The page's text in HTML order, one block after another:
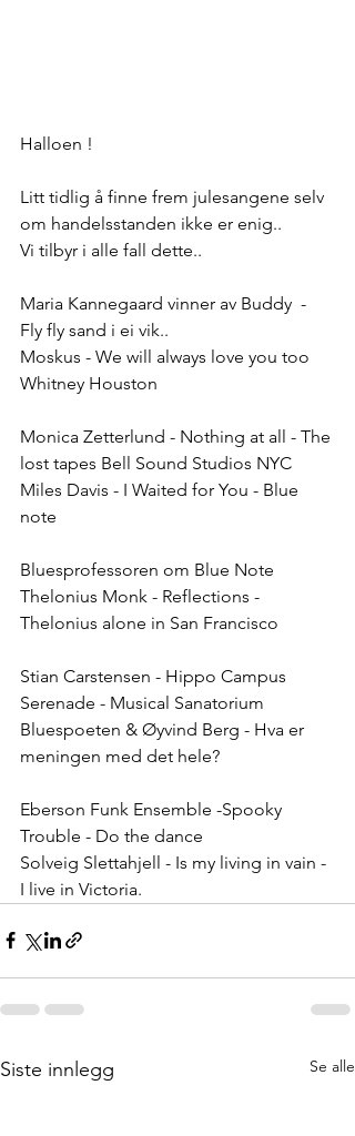
Halloen !
Litt tidlig å finne frem julesangene selv
om handelsstanden ikke er enig..
Vi tilbyr i alle fall dette..
Maria Kannegaard vinner av Buddy  -
Fly fly sand i ei vik..
Moskus - We will always love you too
Whitney Houston
Monica Zetterlund - Nothing at all - The
lost tapes Bell Sound Studios NYC
Miles Davis - I Waited for You - Blue
note
Bluesprofessoren om Blue Note
Thelonius Monk - Reflections -
Thelonius alone in San Francisco
Stian Carstensen - Hippo Campus
Serenade - Musical Sanatorium
Bluespoeten & Øyvind Berg - Hva er
meningen med det hele?
Eberson Funk Ensemble -Spooky
Trouble - Do the dance
Solveig Slettahjell - Is my living in vain -
I live in Victoria.
Siste innlegg Se alle